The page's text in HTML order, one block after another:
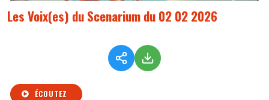
Les Voix(es) du Scenarium du 02 02 2026
ÉCOUTEZ